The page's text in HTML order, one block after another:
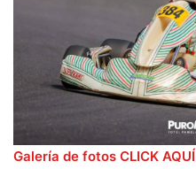
Galería de fotos CLICK AQUÍ